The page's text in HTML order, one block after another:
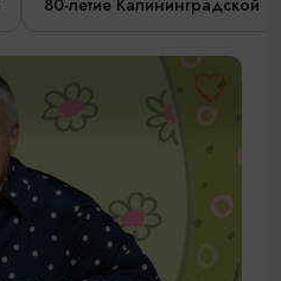
80-летие Калининградской